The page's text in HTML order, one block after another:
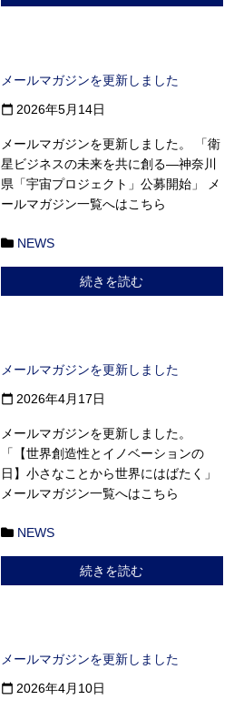
メールマガジンを更新しました
calendar_today 2026年5月14日
メールマガジンを更新しました。 「衛
星ビジネスの未来を共に創る―神奈川
県「宇宙プロジェクト」公募開始」 メ
ールマガジン一覧へはこちら
NEWS
続きを読む
メールマガジンを更新しました
calendar_today 2026年4月17日
メールマガジンを更新しました。
「【世界創造性とイノベーションの
日】小さなことから世界にはばたく」
メールマガジン一覧へはこちら
NEWS
続きを読む
メールマガジンを更新しました
calendar_today 2026年4月10日